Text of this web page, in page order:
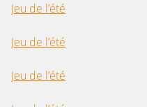
Jeu de l’été
Jeu de l’été
Jeu de l’été